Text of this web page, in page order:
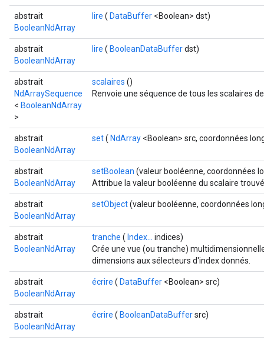
abstrait
BooleanNdArray
lire ( DataBuffer <Boolean> dst)
abstrait
BooleanNdArray
lire ( BooleanDataBufferdst)
abstrait
NdArraySequence
< BooleanNdArray
>
scalaires ()
Renvoie une séquence de tous les scalaires
abstrait
BooleanNdArray
set( NdArray <Boolean> src, coordonnées
abstrait
BooleanNdArray
setBoolean (valeur booléenne, coordonnées
Attribue la valeur booléenne du scalaire
abstrait
BooleanNdArray
setObject(valeur booléenne, coordonnées
abstrait
BooleanNdArray
tranche ( Index...
indices)
Crée une vue (ou tranche)
dimensions aux sélecteurs d'index donnés.
abstrait
BooleanNdArray
écrire ( DataBuffer <Boolean> src)
abstrait
BooleanNdArray
écrire ( BooleanDataBuffersrc)